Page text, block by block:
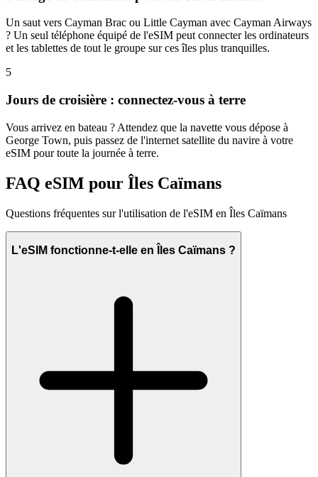
Un saut vers Cayman Brac ou Little Cayman avec Cayman Airways
? Un seul téléphone équipé de l'eSIM peut connecter les ordinateurs
et les tablettes de tout le groupe sur ces îles plus tranquilles.
5
Jours de croisière : connectez-vous à terre
Vous arrivez en bateau ? Attendez que la navette vous dépose à
George Town, puis passez de l'internet satellite du navire à votre
eSIM pour toute la journée à terre.
FAQ eSIM pour Îles Caïmans
Questions fréquentes sur l'utilisation de l'eSIM en Îles Caïmans
L'eSIM fonctionne-t-elle en Îles Caïmans ?